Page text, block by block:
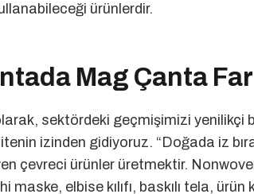
ürünlerdir.
Mag Çanta
sektördeki geçmişimizi yenilikçi
izinden gidiyoruz. “Doğada iz
çevreci ürünler üretmektir.
maske, elbise kılıfı, baskılı tela,